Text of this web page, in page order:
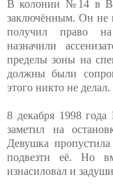
В колонии №14 в
заключённым. Он не
получил право на
назначили
пределы зоны на
должны были
этого никто не делал.
8 декабря 1998
заметил на
Девушка
подвезти её. Но
изнасиловал и